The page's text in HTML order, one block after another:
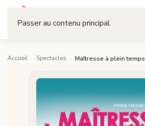
Passer au contenu principal
Accueil Spectacles Maîtresse à plein temps